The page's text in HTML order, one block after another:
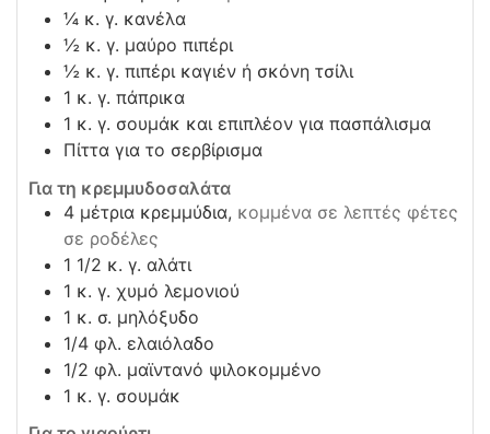
¼ κ. γ. κανέλα
½ κ. γ. μαύρο πιπέρι
½ κ. γ. πιπέρι καγιέν ή σκόνη τσίλι
1 κ. γ. πάπρικα
1 κ. γ. σουμάκ και επιπλέον για πασπάλισμα
Πίττα για το σερβίρισμα
Για τη κρεμμυδοσαλάτα
4 μέτρια κρεμμύδια, κομμένα σε λεπτές φέτες
σε ροδέλες
1 1/2 κ. γ. αλάτι
1 κ. γ. χυμό λεμονιού
1 κ. σ. μηλόξυδο
1/4 φλ. ελαιόλαδο
1/2 φλ. μαϊντανό ψιλοκομμένο
1 κ. γ. σουμάκ